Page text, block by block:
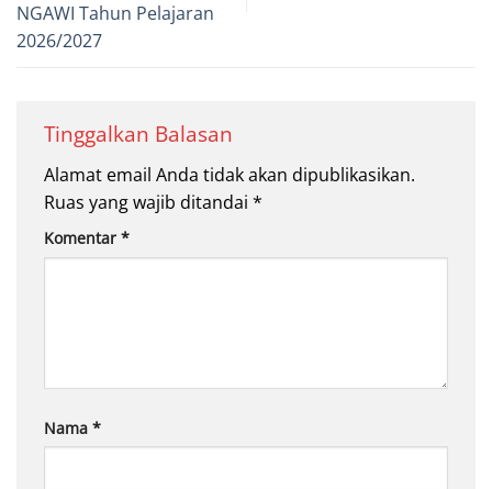
NGAWI Tahun Pelajaran
2026/2027
Tinggalkan Balasan
Alamat email Anda tidak akan dipublikasikan.
Ruas yang wajib ditandai *
Komentar *
Nama *